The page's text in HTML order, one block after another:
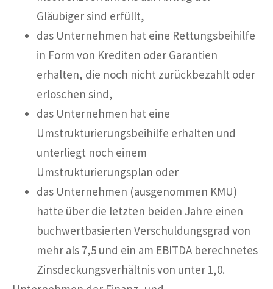
Gläubiger sind erfüllt,
das Unternehmen hat eine Rettungsbeihilfe
in Form von Krediten oder Garantien
erhalten, die noch nicht zurückbezahlt oder
erloschen sind,
das Unternehmen hat eine
Umstrukturierungsbeihilfe erhalten und
unterliegt noch einem
Umstrukturierungsplan oder
das Unternehmen (ausgenommen KMU)
hatte über die letzten beiden Jahre einen
buchwertbasierten Verschuldungsgrad von
mehr als 7,5 und ein am EBITDA berechnetes
Zinsdeckungsverhältnis von unter 1,0.